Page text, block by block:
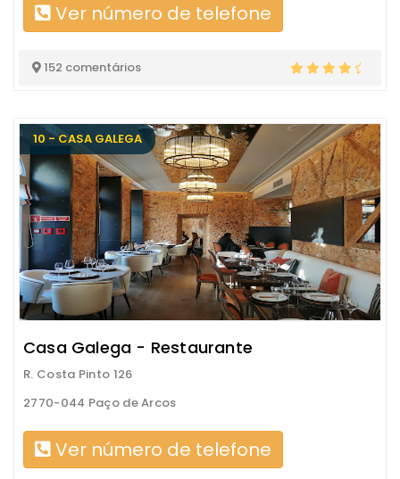
Ver número de telefone
152 comentários
10 - CASA GALEGA
Casa Galega - Restaurante
R. Costa Pinto 126
2770-044 Paço de Arcos
Ver número de telefone